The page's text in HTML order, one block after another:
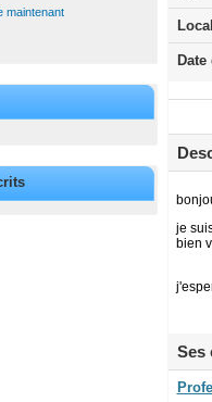
maintenant
je
bien
Ses